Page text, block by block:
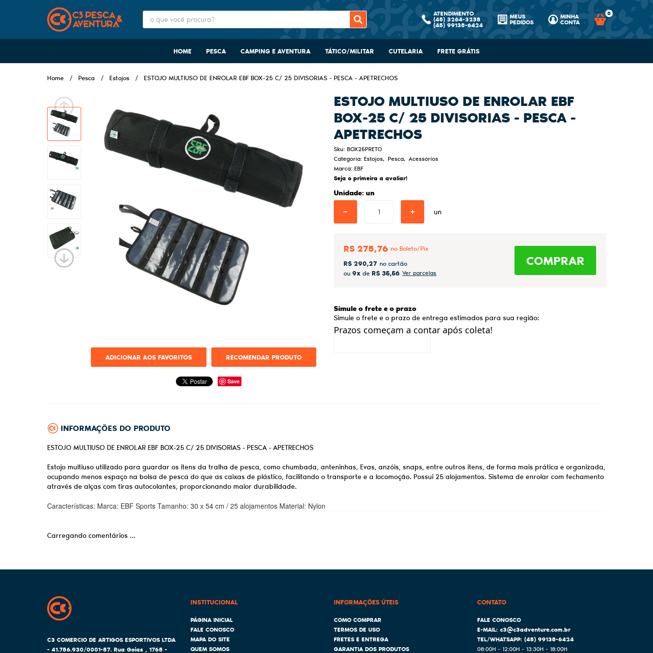
ATENDIMENTO
(45)3264-3238
(45)99138-6424
MEUS
PEDIDOS
MINHA
CONTA
0
HOME PESCA CAMPING E AVENTURA TÁTICO/MILITAR CUTELARIA FRETE GRÁTIS
Home Pesca Estojos ESTOJO MULTIUSO DE ENROLAR EBF BOX-25 C/ 25 DIVISORIAS - PESCA - APETRECHOS
ADICIONAR AOS FAVORITOS RECOMENDAR PRODUTO
Save
ESTOJO MULTIUSO DE ENROLAR EBF
BOX-25 C/ 25 DIVISORIAS - PESCA -
APETRECHOS
Sku: BOX25PRETO
Categoria: Estojos Pesca Acessórios
Marca: EBF
Seja o primeira a avaliar!
Unidade: un
un
R$ 290,27
R$ 275,76
ou 9x de R$ 35,56 Ver parcelas
COMPRAR
Simule o frete e o prazo
Simule o frete e o prazo de entrega estimados para sua região:
Prazos começam a contar após coleta!
INFORMAÇÕES DO PRODUTO
ESTOJO MULTIUSO DE ENROLAR EBF BOX-25 C/ 25 DIVISORIAS - PESCA - APETRECHOS
Estojo multiuso utilizado para guardar os itens da tralha de pesca, como chumbada, anteninhas, Evas, anzóis, snaps, entre outros itens, de forma mais prática e organizada,
ocupando menos espaço na bolsa de pesca do que as caixas de plástico, facilitando o transporte e a locomoção. Possui 25 alojamentos. Sistema de enrolar com fechamento
através de alças com tiras autocolantes, proporcionando maior durabilidade.
Características: Marca: EBF Sports Tamanho: 30 x 54 cm / 25 alojamentos Material: Nylon
Carregando comentários ...
C3 COMERCIO DE ARTIGOS ESPORTIVOS LTDA
- 41.756.930/0001-57. Rua Goias , 1765 -
INSTITUCIONAL
PÁGINA INICIAL
FALE CONOSCO
MAPA DO SITE
QUEM SOMOS
INFORMAÇÕES ÚTEIS
COMO COMPRAR
TERMOS DE USO
FRETES E ENTREGA
GARANTIA DOS PRODUTOS
CONTATO
(45) 99138-6424
08:00H - 12:00H - 13:30H - 18:00H
c3@c3adventure.com.br